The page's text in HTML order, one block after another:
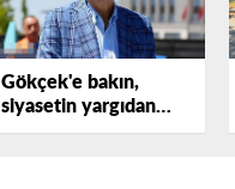
Gökçek'e bakın,
siyasetin yargıdan
elini çekmediğini